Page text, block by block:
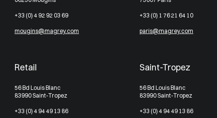
+33 (0) 4 92 92 03 69
mougins@magrey.com
+33 (0) 1 76 21 64 10
paris@magrey.com
Retail
56 Bd Louis Blanc
83990 Saint-Tropez
+33 (0) 4 94 49 13 86
Saint-Tropez
56 Bd Louis Blanc
83990 Saint-Tropez
+33 (0) 4 94 49 13 86